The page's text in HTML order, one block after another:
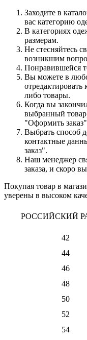
Заходите в
вас категорию
В категориях
размерам.
Не стесняйтесь
возникшим
Понравившейся
Вы можете в
отредактировать
либо товары.
Когда вы
выбранный
"Оформить
Выбрать способ
контактные
заказ".
Наш менеджер
заказа, и скоро
Покупая товар в
уверены в высоком
РОССИЙСКИЙ
42
44
46
48
50
52
54